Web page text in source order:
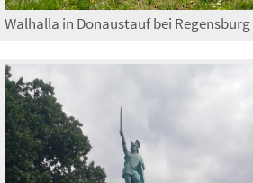
Walhalla in Donaustauf bei Regensburg